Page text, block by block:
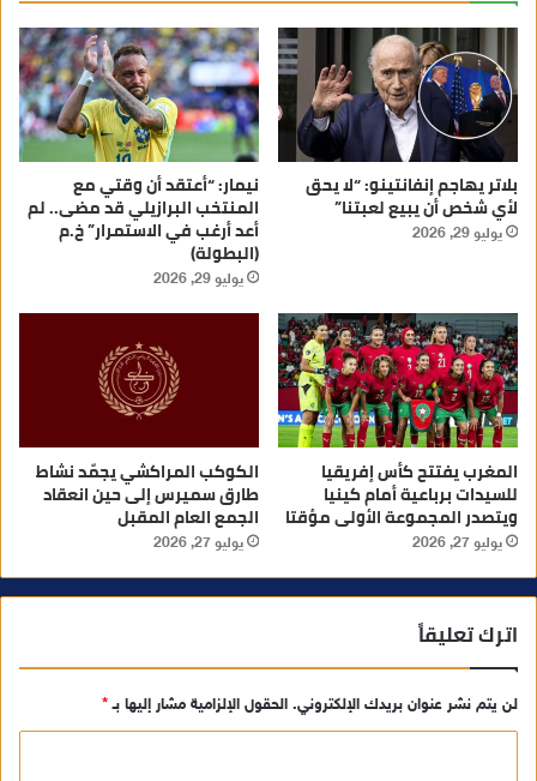
بلاتر يهاجم إنفانتينو: “لا يحق
لأي شخص أن يبيع لعبتنا”
يوليو 29, 2026
نيمار: “أعتقد أن وقتي مع
المنتخب البرازيلي قد مضى.. لم
أعد أرغب في الاستمرار” خ.م
(البطولة)
يوليو 29, 2026
المغرب يفتتح كأس إفريقيا
للسيدات برباعية أمام كينيا
ويتصدر المجموعة الأولى مؤقتا
يوليو 27, 2026
الكوكب المراكشي يجمّد نشاط
طارق سميرس إلى حين انعقاد
الجمع العام المقبل
يوليو 27, 2026
اترك تعليقاً
لن يتم نشر عنوان بريدك الإلكتروني. الحقول الإلزامية مشار إليها بـ*